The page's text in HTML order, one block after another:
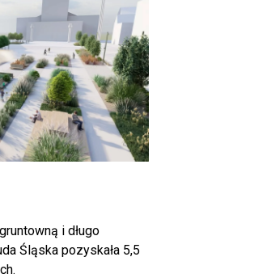
i długo
Śląska pozyskała 5,5